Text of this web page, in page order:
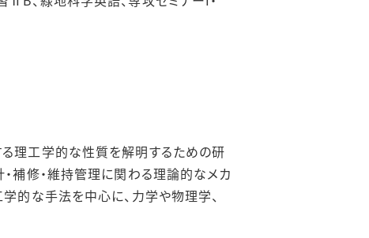
理工学的な性質を解明するための研
補修・維持管理に関わる理論的なメカ
的な手法を中心に、力学や物理学、